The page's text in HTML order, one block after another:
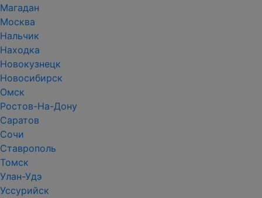
Магадан
Москва
Нальчик
Находка
Новокузнецк
Новосибирск
Омск
Ростов-На-Дону
Саратов
Сочи
Ставрополь
Томск
Улан-Удэ
Уссурийск